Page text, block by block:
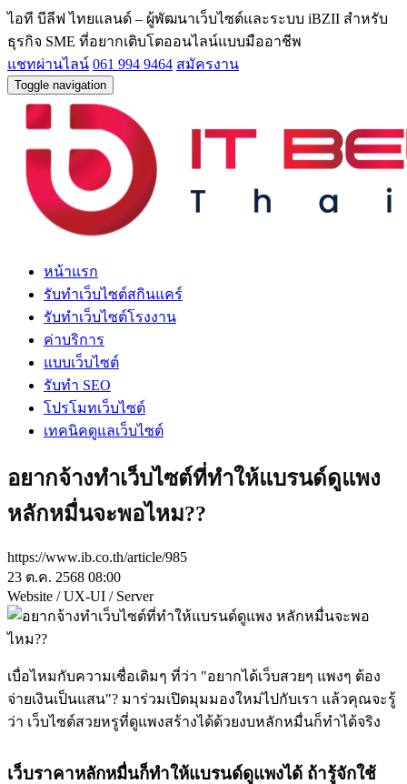
ไอที บีลีฟ ไทยแลนด์ – ผู้พัฒนาเว็บไซต์และระบบ iBZII สำหรับ
ธุรกิจ SME ที่อยากเติบโตออนไลน์แบบมืออาชีพ
แชทผ่านไลน์ 061 994 9464 สมัครงาน
Toggle navigation
หน้าแรก
รับทำเว็บไซต์สกินแคร์
รับทำเว็บไซต์โรงงาน
ค่าบริการ
แบบเว็บไซต์
รับทำ SEO
โปรโมทเว็บไซต์
เทคนิคดูแลเว็บไซต์
อยากจ้างทำเว็บไซต์ที่ทำให้แบรนด์ดูแพง
หลักหมื่นจะพอไหม??
https://www.ib.co.th/article/985
23 ต.ค. 2568 08:00
Website / UX-UI / Server
เบื่อไหมกับความเชื่อเดิมๆ ที่ว่า "อยากได้เว็บสวยๆ แพงๆ ต้อง
จ่ายเงินเป็นแสน"? มาร่วมเปิดมุมมองใหม่ไปกับเรา แล้วคุณจะรู้
ว่า เว็บไซต์สวยหรูที่ดูแพงสร้างได้ด้วยงบหลักหมื่นก็ทำได้จริง
เว็บราคาหลักหมื่นก็ทำให้แบรนด์ดูแพงได้ ถ้ารู้จักใช้